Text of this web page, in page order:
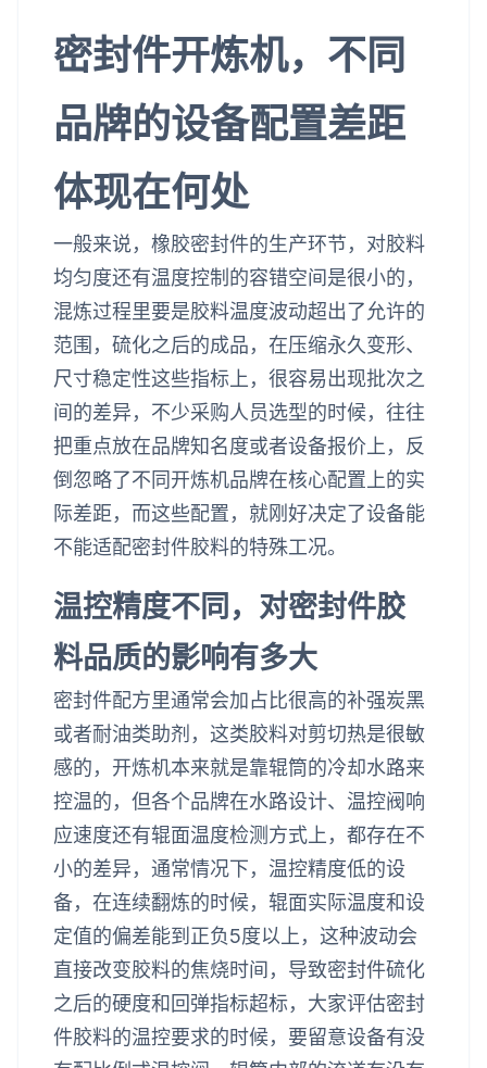
密封件开炼机，不同
品牌的设备配置差距
体现在何处
一般来说，橡胶密封件的生产环节，对胶料
均匀度还有温度控制的容错空间是很小的，
混炼过程里要是胶料温度波动超出了允许的
范围，硫化之后的成品，在压缩永久变形、
尺寸稳定性这些指标上，很容易出现批次之
间的差异，不少采购人员选型的时候，往往
把重点放在品牌知名度或者设备报价上，反
倒忽略了不同开炼机品牌在核心配置上的实
际差距，而这些配置，就刚好决定了设备能
不能适配密封件胶料的特殊工况。
温控精度不同，对密封件胶
料品质的影响有多大
密封件配方里通常会加占比很高的补强炭黑
或者耐油类助剂，这类胶料对剪切热是很敏
感的，开炼机本来就是靠辊筒的冷却水路来
控温的，但各个品牌在水路设计、温控阀响
应速度还有辊面温度检测方式上，都存在不
小的差异，通常情况下，温控精度低的设
备，在连续翻炼的时候，辊面实际温度和设
定值的偏差能到正负5度以上，这种波动会
直接改变胶料的焦烧时间，导致密封件硫化
之后的硬度和回弹指标超标，大家评估密封
件胶料的温控要求的时候，要留意设备有没